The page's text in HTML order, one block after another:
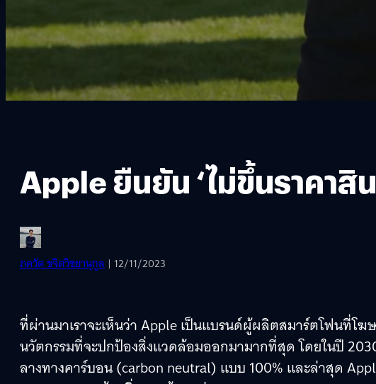
Apple ยืนยัน ‘ไม่ขึ้นราคา
ภควัต ขจิตวิชยานุกูล | 12/11/2023
ที่ผ่านมาเราจะเห็นว่า Apple เป็นแบรนด์ผู้ผลิตสมาร์ตโฟนที่
นวัตกรรมที่จะปกป้องสิ่งแวดล้อมออกมามากที่สุด โดยในปี
ลางทางคาร์บอน (carbon neutral) แบบ 100% และล่าสุด